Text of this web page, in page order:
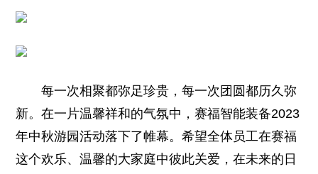
每一次相聚都弥足珍贵，每一次团圆都历久弥
新。在一片温馨祥和的气氛中，赛福智能装备2023
年中秋游园活动落下了帷幕。希望全体员工在赛福
这个欢乐、温馨的大家庭中彼此关爱，在未来的日